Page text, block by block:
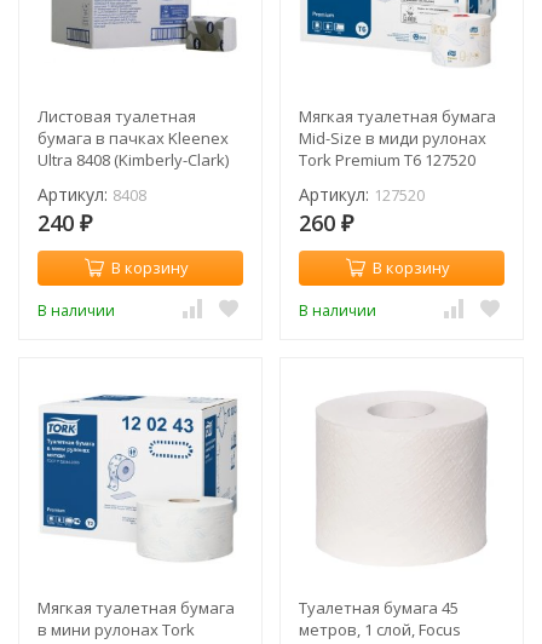
Листовая туалетная
бумага в пачках Kleenex
Ultra 8408 (Kimberly-Clark)
Артикул: 8408
240 ₽
В корзину
В наличии
Мягкая туалетная бумага
Mid-Size в миди рулонах
Tork Premium T6 127520
Артикул: 127520
260 ₽
В корзину
В наличии
Мягкая туалетная бумага
в мини рулонах Tork
Туалетная бумага 45
метров, 1 слой, Focus